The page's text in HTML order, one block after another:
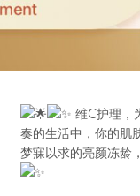
维C护理，
奏的生活中，你的肌
梦寐以求的亮颜冻龄